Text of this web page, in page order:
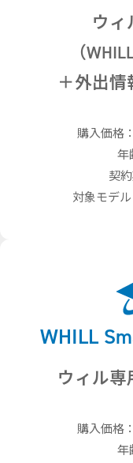
ウィ
（
＋外出
購入価格
年
契
対象モデル
WHILL
ウィル専
購入価格
年